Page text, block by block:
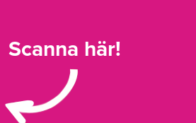
Scanna här!